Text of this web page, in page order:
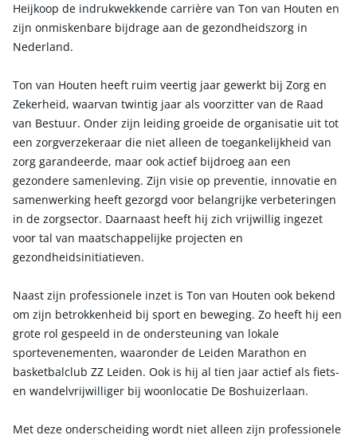
Heijkoop de indrukwekkende carrière van Ton van Houten en
zijn onmiskenbare bijdrage aan de gezondheidszorg in
Nederland.
Ton van Houten heeft ruim veertig jaar gewerkt bij Zorg en
Zekerheid, waarvan twintig jaar als voorzitter van de Raad
van Bestuur. Onder zijn leiding groeide de organisatie uit tot
een zorgverzekeraar die niet alleen de toegankelijkheid van
zorg garandeerde, maar ook actief bijdroeg aan een
gezondere samenleving. Zijn visie op preventie, innovatie en
samenwerking heeft gezorgd voor belangrijke verbeteringen
in de zorgsector. Daarnaast heeft hij zich vrijwillig ingezet
voor tal van maatschappelijke projecten en
gezondheidsinitiatieven.
Naast zijn professionele inzet is Ton van Houten ook bekend
om zijn betrokkenheid bij sport en beweging. Zo heeft hij een
grote rol gespeeld in de ondersteuning van lokale
sportevenementen, waaronder de Leiden Marathon en
basketbalclub ZZ Leiden. Ook is hij al tien jaar actief als fiets-
en wandelvrijwilliger bij woonlocatie De Boshuizerlaan.
Met deze onderscheiding wordt niet alleen zijn professionele